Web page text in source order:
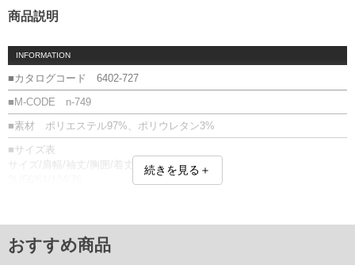
商品説明
INFORMATION
■カタログコード 6402-727
■M-CODE n-749
■素材 ポリエステル97%、ポリウレタン3%
■サイズ表
サイズ/肩幅/袖丈/胸囲/着丈
6L/62/64/136/82
単位はcm
※【返品交換について】
続きを見る＋
おすすめ商品